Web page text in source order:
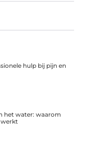
hulp bij pijn en
het water: waarom
werkt